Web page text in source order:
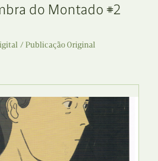
do Montado #2
Publicação Original